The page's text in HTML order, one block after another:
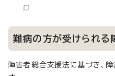
難病の方が受けられる
障害者総合支援法に基づき、